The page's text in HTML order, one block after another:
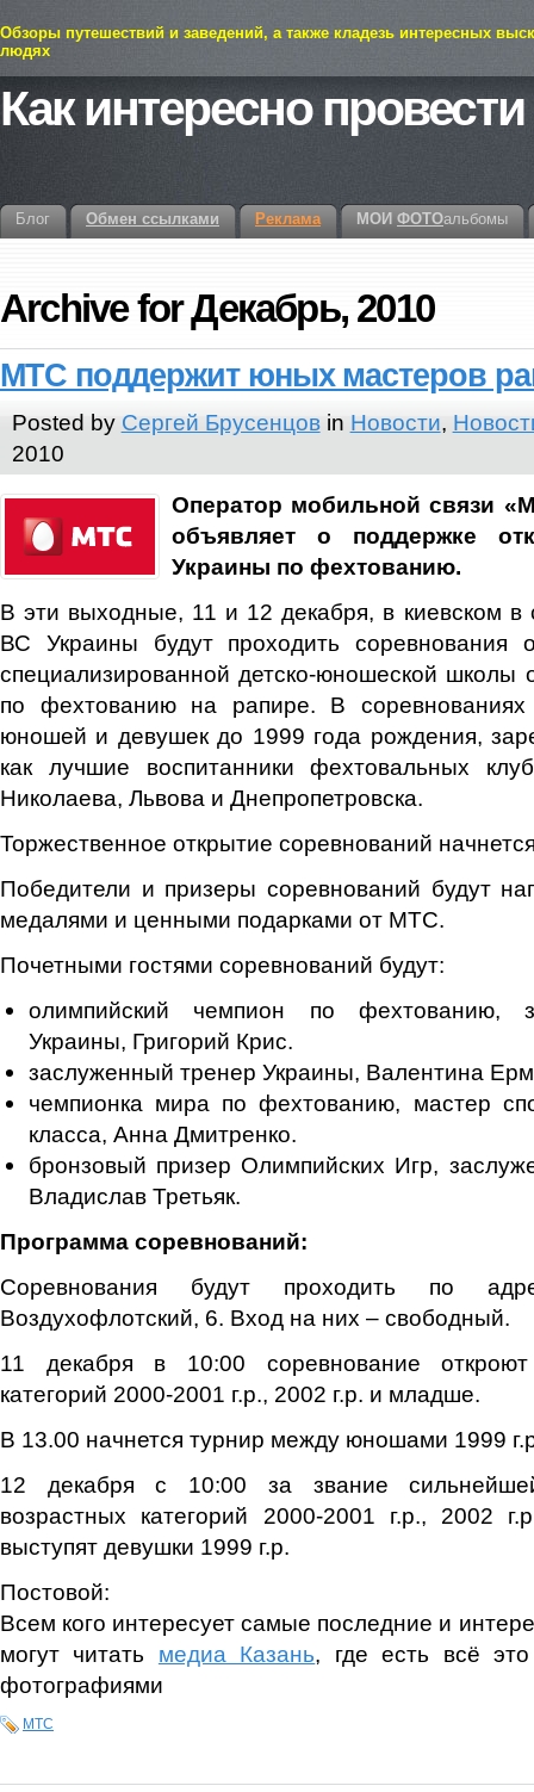
Обзоры путешествий и заведений, а также кладезь интересных
людях
Как интересно
Блог Обмен ссылками Реклама МОИ ФОТОальбомы
Archive for Декабрь, 2010
МТС поддержит юных мастеров
Posted by Сергей Брусенцовin Новости,
2010
Оператор мобильной связи
объявляет о поддержке
Украины по фехтованию.
В эти выходные, 11 и 12 декабря, в киевском
ВС Украины будут проходить соревнования
специализированной детско-юношеской школы
по фехтованию на рапире. В
юношей и девушек до 1999 года рождения,
как лучшие воспитанники фехтовальных
Николаева, Львова и Днепропетровска.
Торжественное открытие соревнований
Победители и призеры соревнований будут
медалями и ценными подарками от МТС.
Почетными гостями соревнований будут:
олимпийский чемпион по фехтованию,
Украины, Григорий Крис.
заслуженный тренер Украины, Валентина
чемпионка мира по фехтованию, мастер
класса, Анна Дмитренко.
бронзовый призер Олимпийских Игр,
Владислав Третьяк.
Программа соревнований:
Соревнования будут проходить по
Воздухофлотский, 6. Вход на них – свободный.
11 декабря в 10:00 соревнование
категорий 2000-2001 г.р., 2002 г.р. и младше.
В 13.00 начнется турнир между юношами 1999
12 декабря с 10:00 за звание
возрастных категорий 2000-2001 г.р.,
выступят девушки 1999 г.р.
Постовой:
Всем кого интересует самые последние и
могут читать медиа Казань, где есть всё
фотографиями
МТС